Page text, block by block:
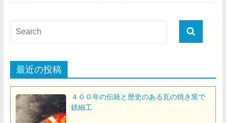
最近の投稿
４００年の伝統と歴史のある瓦の焼き窯で
鉄細工